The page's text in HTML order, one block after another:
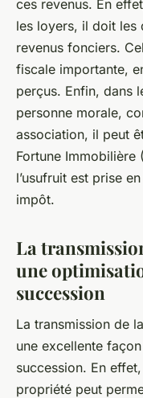
ces revenus. En
les loyers, il doit les
revenus fonciers.
fiscale importante,
perçus. Enfin, dans
personne morale,
association, il peut
Fortune Immobilière
l’usufruit est prise
impôt.
La
une
succession
La transmission de
une excellente
succession. En
propriété peut